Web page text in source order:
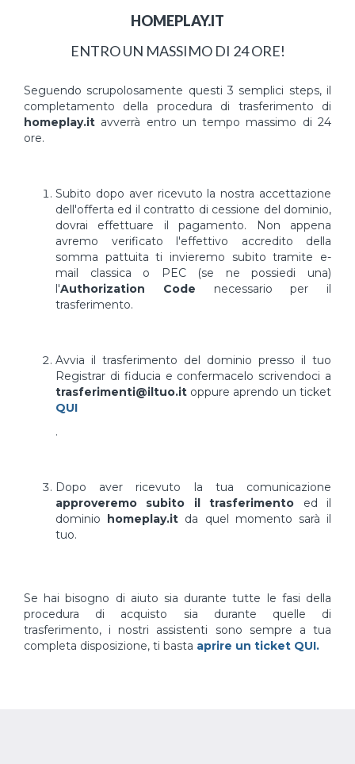
HOMEPLAY.IT
ENTRO UN MASSIMO DI 24 ORE!
Seguendo scrupolosamente questi 3 semplici steps, il
completamento della procedura di trasferimento di
homeplay.it avverrà entro un tempo massimo di 24
ore.
Subito dopo aver ricevuto la nostra accettazione
dell'offerta ed il contratto di cessione del dominio,
dovrai effettuare il pagamento. Non appena
avremo verificato l'effettivo accredito della
somma pattuita ti invieremo subito tramite e-
mail classica o PEC (se ne possiedi una)
l'Authorization Code necessario per il
trasferimento.
Avvia il trasferimento del dominio presso il tuo
Registrar di fiducia e confermacelo scrivendoci a
trasferimenti@iltuo.it oppure aprendo un ticket
QUI
.
Dopo aver ricevuto la tua comunicazione
approveremo subito il trasferimento ed il
dominio homeplay.it da quel momento sarà il
tuo.
Se hai bisogno di aiuto sia durante tutte le fasi della
procedura di acquisto sia durante quelle di
trasferimento, i nostri assistenti sono sempre a tua
completa disposizione, ti basta aprire un ticket QUI.